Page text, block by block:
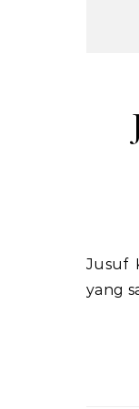
Jusuf Kalla adalah salah satu tokoh politik dan pengusaha terkemuka di Indonesia. Dengan karier
yang